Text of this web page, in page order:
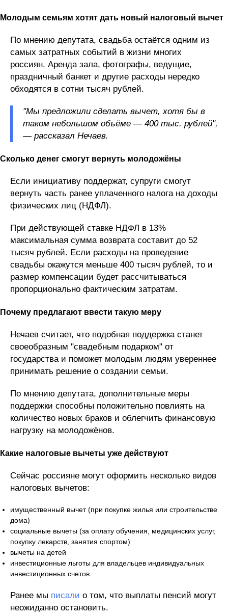
Молодым семьям хотят дать новый налоговый вычет
По мнению депутата, свадьба остаётся одним из
самых затратных событий в жизни многих
россиян. Аренда зала, фотографы, ведущие,
праздничный банкет и другие расходы нередко
обходятся в сотни тысяч рублей.
"Мы предложили сделать вычет, хотя бы в
таком небольшом объёме — 400 тыс. рублей",
— рассказал Нечаев.
Сколько денег смогут вернуть молодожёны
Если инициативу поддержат, супруги смогут
вернуть часть ранее уплаченного налога на доходы
физических лиц (НДФЛ).
При действующей ставке НДФЛ в 13%
максимальная сумма возврата составит до 52
тысяч рублей. Если расходы на проведение
свадьбы окажутся меньше 400 тысяч рублей, то и
размер компенсации будет рассчитываться
пропорционально фактическим затратам.
Почему предлагают ввести такую меру
Нечаев считает, что подобная поддержка станет
своеобразным "свадебным подарком" от
государства и поможет молодым людям увереннее
принимать решение о создании семьи.
По мнению депутата, дополнительные меры
поддержки способны положительно повлиять на
количество новых браков и облегчить финансовую
нагрузку на молодожёнов.
Какие налоговые вычеты уже действуют
Сейчас россияне могут оформить несколько видов
налоговых вычетов:
имущественный вычет (при покупке жилья или строительстве
дома)
социальные вычеты (за оплату обучения, медицинских услуг,
покупку лекарств, занятия спортом)
вычеты на детей
инвестиционные льготы для владельцев индивидуальных
инвестиционных счетов
Ранее мы писали о том, что выплаты пенсий могут
неожиданно остановить.